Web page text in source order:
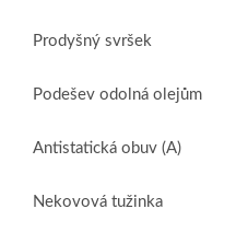
Prodyšný svršek
Podešev odolná olejům
Antistatická obuv (A)
Nekovová tužinka